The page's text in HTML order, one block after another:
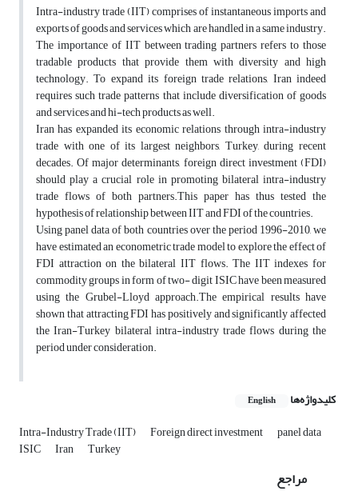
Intra-industry trade (IIT) comprises of instantaneous imports and
exports of goods and services which are handled in a same industry.
The importance of IIT between trading partners refers to those
tradable products that provide them with diversity and high
technology. To expand its foreign trade relations, Iran indeed
requires such trade patterns that include diversification of goods
and services and hi-tech products as well.
Iran has expanded its economic relations through intra-industry
trade with one of its largest neighbors, Turkey, during recent
decades. Of major determinants, foreign direct investment (FDI)
should play a crucial role in promoting bilateral intra-industry
trade flows of both partners.This paper has thus tested the
hypothesis of relationship between IIT and FDI of the countries.
Using panel data of both countries over the period 1996-2010, we
have estimated an econometric trade model to explore the effect of
FDI attraction on the bilateral IIT flows. The IIT indexes for
commodity groups in form of two- digit ISIC have been measured
using the Grubel-Lloyd approach.The empirical results have
shown that attracting FDI has positively and significantly affected
the Iran-Turkey bilateral intra-industry trade flows during the
period under consideration.
کلیدواژه‌ها English
Intra-Industry Trade (IIT) Foreign direct investment panel data
ISIC Iran Turkey
مراجع